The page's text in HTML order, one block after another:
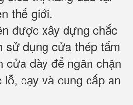
thế giới.
được xây dựng chắc
sử dụng cửa thép tấm
cửa dày để ngăn chặn
cạy và cung cấp an